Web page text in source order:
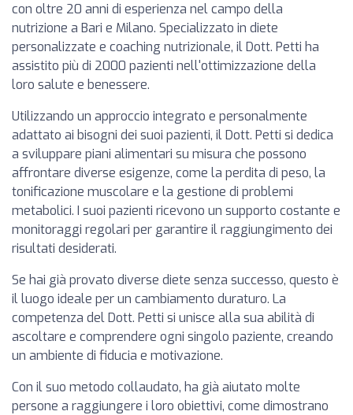
con oltre 20 anni di esperienza nel campo della
nutrizione a Bari e Milano. Specializzato in diete
personalizzate e coaching nutrizionale, il Dott. Petti ha
assistito più di 2000 pazienti nell'ottimizzazione della
loro salute e benessere.
Utilizzando un approccio integrato e personalmente
adattato ai bisogni dei suoi pazienti, il Dott. Petti si dedica
a sviluppare piani alimentari su misura che possono
affrontare diverse esigenze, come la perdita di peso, la
tonificazione muscolare e la gestione di problemi
metabolici. I suoi pazienti ricevono un supporto costante e
monitoraggi regolari per garantire il raggiungimento dei
risultati desiderati.
Se hai già provato diverse diete senza successo, questo è
il luogo ideale per un cambiamento duraturo. La
competenza del Dott. Petti si unisce alla sua abilità di
ascoltare e comprendere ogni singolo paziente, creando
un ambiente di fiducia e motivazione.
Con il suo metodo collaudato, ha già aiutato molte
persone a raggiungere i loro obiettivi, come dimostrano